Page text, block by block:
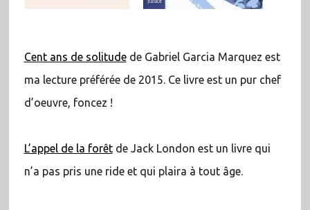
Cent ans de solitudede Gabriel Garcia Marquez est
ma lecture préférée de 2015. Ce livre est un pur chef
d’oeuvre, foncez !
L’appel de la forêtde Jack London est un livre qui
n’a pas pris une ride et qui plaira à tout âge.